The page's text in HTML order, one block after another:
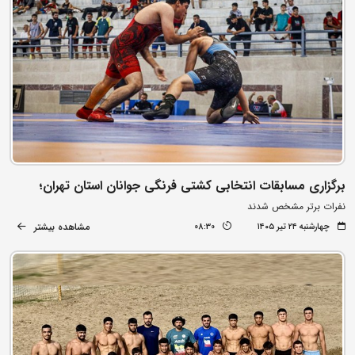
برگزاری مسابقات انتخابی کشتی فرنگی جوانان استان تهران؛
نفرات برتر مشخص شدند
چهارشنبه ۲۴ تیر ۱۴۰۵ 08:30 مشاهده بیشتر